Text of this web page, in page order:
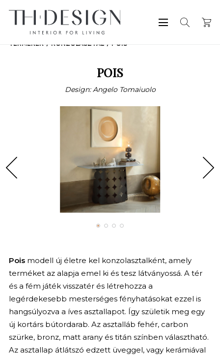
TERMÉKEK KONZOLASZTAL POIS
POIS
Design: Angelo Tomaiuolo
Pois modell új életre kel konzolasztalként, amely
terméket az alapja emel ki és tesz látványossá. A tér
és a fém játék visszatér és létrehozza a
legérdekesebb mesterséges fényhatásokat ezzel is
hangsúlyozva a íves asztallapot. Így születik meg egy
új kortárs bútordarab. Az asztalláb fehér, carbon
szürke, bronz, matt arany és titán színben választható.
Az asztallap átlátszó edzett üveggel, vagy kerámiával